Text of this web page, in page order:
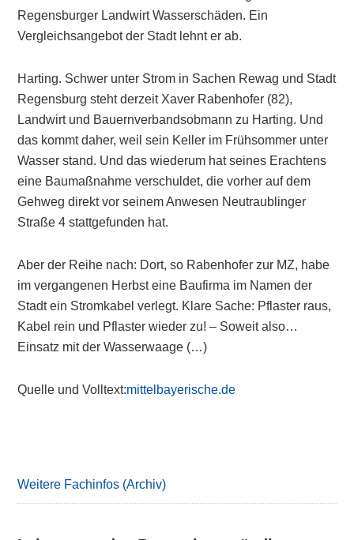
Regensburger Landwirt Wasserschäden. Ein
Vergleichsangebot der Stadt lehnt er ab.
Harting. Schwer unter Strom in Sachen Rewag und Stadt
Regensburg steht derzeit Xaver Rabenhofer (82),
Landwirt und Bauernverbandsobmann zu Harting. Und
das kommt daher, weil sein Keller im Frühsommer unter
Wasser stand. Und das wiederum hat seines Erachtens
eine Baumaßnahme verschuldet, die vorher auf dem
Gehweg direkt vor seinem Anwesen Neutraublinger
Straße 4 stattgefunden hat.
Aber der Reihe nach: Dort, so Rabenhofer zur MZ, habe
im vergangenen Herbst eine Baufirma im Namen der
Stadt ein Stromkabel verlegt. Klare Sache: Pflaster raus,
Kabel rein und Pflaster wieder zu! – Soweit also…
Einsatz mit der Wasserwaage (…)
Quelle und Volltext:mittelbayerische.de
Weitere Fachinfos (Archiv)